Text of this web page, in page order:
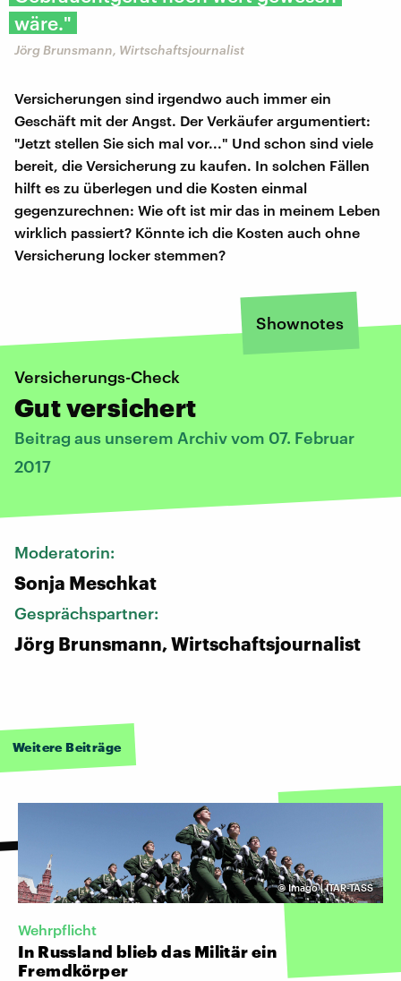
wäre."
Jörg Brunsmann, Wirtschaftsjournalist
Versicherungen sind irgendwo auch immer ein
Geschäft mit der Angst. Der Verkäufer argumentiert:
"Jetzt stellen Sie sich mal vor..." Und schon sind viele
bereit, die Versicherung zu kaufen. In solchen Fällen
hilft es zu überlegen und die Kosten einmal
gegenzurechnen: Wie oft ist mir das in meinem Leben
wirklich passiert? Könnte ich die Kosten auch ohne
Versicherung locker stemmen?
Shownotes
Versicherungs-Check
Gut versichert
Beitrag aus unserem Archiv vom 07. Februar
2017
Moderatorin:
Sonja Meschkat
Gesprächspartner:
Jörg Brunsmann, Wirtschaftsjournalist
Weitere Beiträge
©Imago | ITAR-TASS
Wehrpflicht
In Russland blieb das Militär ein
Fremdkörper